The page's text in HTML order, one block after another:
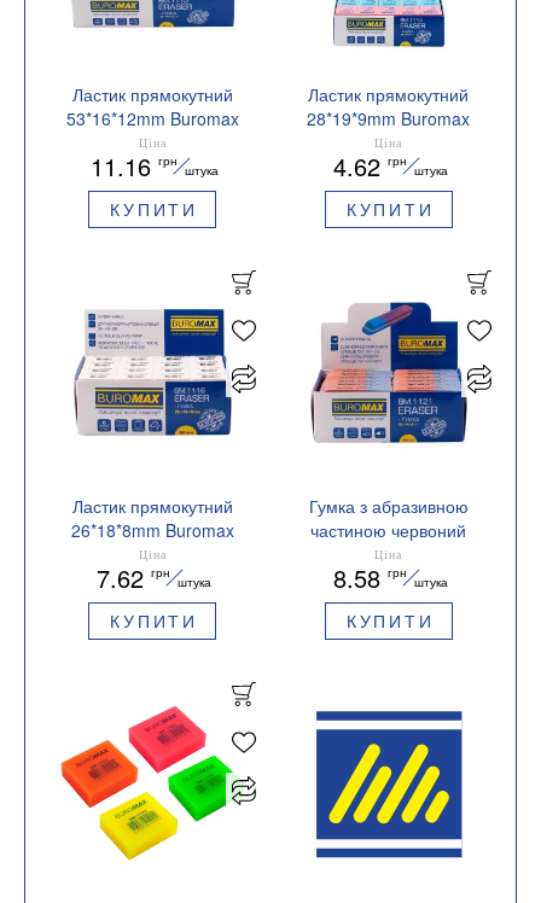
Ластик прямокутний
53*16*12mm Buromax
BM.1115
Ціна
11.16 грн
штука
КУПИТИ
Ластик прямокутний
28*19*9mm Buromax
BM.1114
Ціна
4.62 грн
штука
КУПИТИ
Ластик прямокутний
26*18*8mm Buromax
BM.1116
Ціна
7.62 грн
штука
КУПИТИ
Гумка з абразивною
частиною червоний
58*14*8mm Buromax
BM.1121
Ціна
8.58 грн
штука
КУПИТИ